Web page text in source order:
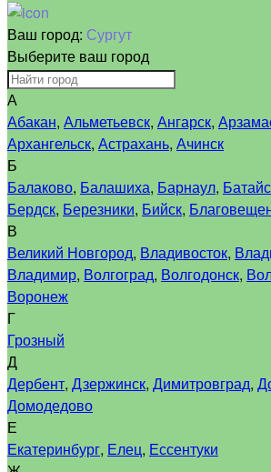
Ваш город: Сургут
Выберите ваш город
А
Абакан, Альметьевск, Ангарск,
Архангельск, Астрахань, Ачинск
Б
Балаково, Балашиха, Барнаул,
Бердск, Березники, Бийск,
В
Великий Новгород, Владивосток,
Владимир, Волгоград, Волгодонск,
Воронеж
Г
Грозный
Д
Дербент, Дзержинск, Димитровград,
Домодедово
Е
Екатеринбург, Елец, Ессентуки